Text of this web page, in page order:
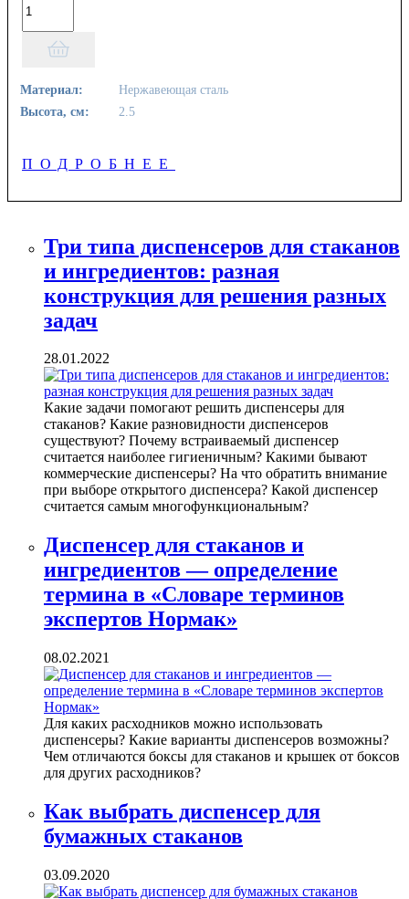
Материал:
Нержавеющая сталь
Высота, см:
2.5
ПОДРОБНЕЕ
Три типа диспенсеров для стаканов
и ингредиентов: разная
конструкция для решения разных
задач
28.01.2022
Какие задачи помогают решить диспенсеры для
стаканов? Какие разновидности диспенсеров
существуют? Почему встраиваемый диспенсер
считается наиболее гигиеничным? Какими бывают
коммерческие диспенсеры? На что обратить внимание
при выборе открытого диспенсера? Какой диспенсер
считается самым многофункциональным?
Диспенсер для стаканов и
ингредиентов — определение
термина в «Словаре терминов
экспертов Нормак»
08.02.2021
Для каких расходников можно использовать
диспенсеры? Какие варианты диспенсеров возможны?
Чем отличаются боксы для стаканов и крышек от боксов
для других расходников?
Как выбрать диспенсер для
бумажных стаканов
03.09.2020